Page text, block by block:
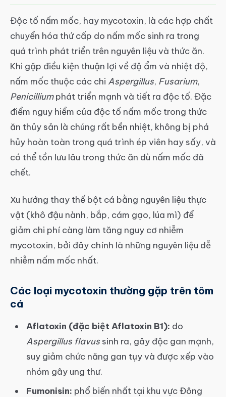
Độc tố nấm mốc, hay mycotoxin, là các hợp chất
chuyển hóa thứ cấp do nấm mốc sinh ra trong
quá trình phát triển trên nguyên liệu và thức ăn.
Khi gặp điều kiện thuận lợi về độ ẩm và nhiệt độ,
nấm mốc thuộc các chi Aspergillus, Fusarium,
Penicilliumphát triển mạnh và tiết ra độc tố. Đặc
điểm nguy hiểm của độc tố nấm mốc trong thức
ăn thủy sản là chúng rất bền nhiệt, không bị phá
hủy hoàn toàn trong quá trình ép viên hay sấy, và
có thể tồn lưu lâu trong thức ăn dù nấm mốc đã
chết.
Xu hướng thay thế bột cá bằng nguyên liệu thực
vật (khô đậu nành, bắp, cám gạo, lúa mì) để
giảm chi phí càng làm tăng nguy cơ nhiễm
mycotoxin, bởi đây chính là những nguyên liệu dễ
nhiễm nấm mốc nhất.
Các loại mycotoxin thường gặp trên tôm
cá
Aflatoxin (đặc biệt Aflatoxin B1): do
Aspergillus flavus sinh ra, gây độc gan mạnh,
suy giảm chức năng gan tụy và được xếp vào
nhóm gây ung thư.
Fumonisin: phổ biến nhất tại khu vực Đông